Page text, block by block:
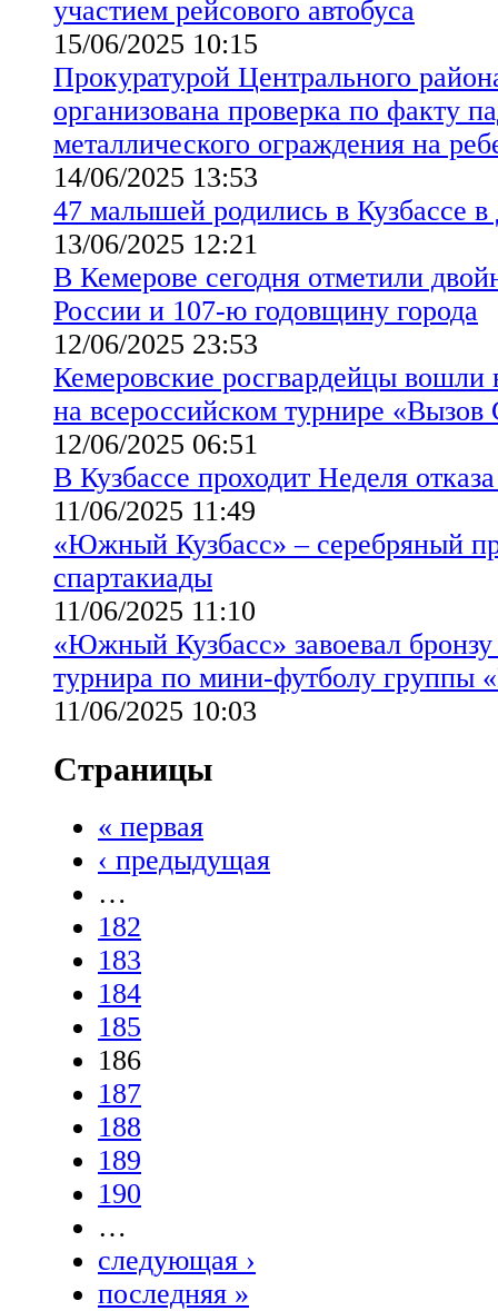
участием рейсового автобуса
15/06/2025 10:15
Прокуратурой Центрального
организована проверка по факту
металлического ограждения на
14/06/2025 13:53
47 малышей родились в Кузбассе
13/06/2025 12:21
В Кемерове сегодня отметили
России и 107-ю годовщину города
12/06/2025 23:53
Кемеровские росгвардейцы вошли
на всероссийском турнире «Вызов
12/06/2025 06:51
В Кузбассе проходит Неделя
11/06/2025 11:49
«Южный Кузбасс» – серебряный
спартакиады
11/06/2025 11:10
«Южный Кузбасс» завоевал бронзу
турнира по мини-футболу группы
11/06/2025 10:03
Страницы
« первая
‹ предыдущая
…
182
183
184
185
186
187
188
189
190
…
следующая ›
последняя »